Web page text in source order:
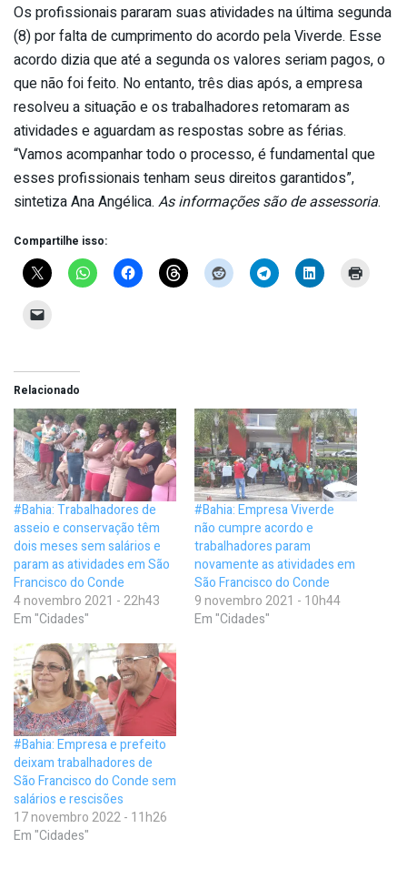
Os profissionais pararam suas atividades na última segunda
(8) por falta de cumprimento do acordo pela Viverde. Esse
acordo dizia que até a segunda os valores seriam pagos, o
que não foi feito. No entanto, três dias após, a empresa
resolveu a situação e os trabalhadores retomaram as
atividades e aguardam as respostas sobre as férias.
“Vamos acompanhar todo o processo, é fundamental que
esses profissionais tenham seus direitos garantidos”,
sintetiza Ana Angélica. As informações são de assessoria.
Compartilhe isso:
Relacionado
#Bahia: Trabalhadores de
asseio e conservação têm
dois meses sem salários e
param as atividades em São
Francisco do Conde
4 novembro 2021 - 22h43
Em "Cidades"
#Bahia: Empresa Viverde
não cumpre acordo e
trabalhadores param
novamente as atividades em
São Francisco do Conde
9 novembro 2021 - 10h44
Em "Cidades"
#Bahia: Empresa e prefeito
deixam trabalhadores de
São Francisco do Conde sem
salários e rescisões
17 novembro 2022 - 11h26
Em "Cidades"